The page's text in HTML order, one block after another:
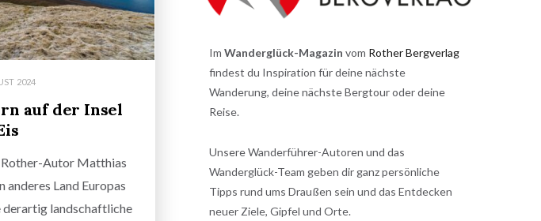
2024
auf der Insel
Autor Matthias
anderes Land Europas
derartig landschaftliche
Im Wanderglück-Magazin vom Rother Bergverlag
findest du Inspiration für deine nächste
Wanderung, deine nächste Bergtour oder deine
Reise.
Unsere Wanderführer-Autoren und das
Wanderglück-Team geben dir ganz persönliche
Tipps rund ums Draußen sein und das Entdecken
neuer Ziele, Gipfel und Orte.